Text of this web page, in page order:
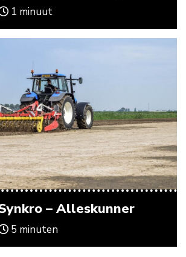
1 minuut
– Alleskunner
5 minuten